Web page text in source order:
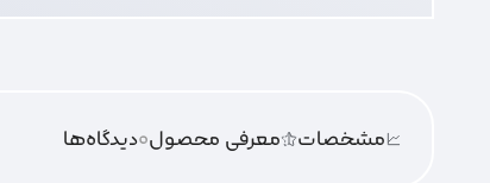
مشخصات معرفی محصول0دیدگاه‌‌ها